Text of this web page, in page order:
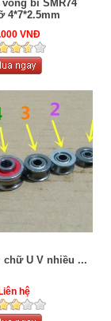
vòng bi SMR74
4*7*2.5mm
VNĐ
chữ U V nhiều ...
Liên hệ